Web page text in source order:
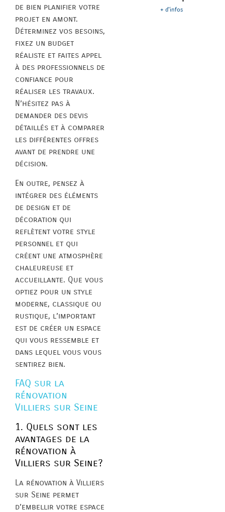
de bien planifier votre
projet en amont.
Déterminez vos besoins,
fixez un budget
réaliste et faites appel
à des professionnels de
confiance pour
réaliser les travaux.
N’hésitez pas à
demander des devis
détaillés et à comparer
les différentes offres
avant de prendre une
décision.
En outre, pensez à
intégrer des éléments
de design et de
décoration qui
reflètent votre style
personnel et qui
créent une atmosphère
chaleureuse et
accueillante. Que vous
optiez pour un style
moderne, classique ou
rustique, l’important
est de créer un espace
qui vous ressemble et
dans lequel vous vous
sentirez bien.
FAQ sur la
rénovation
Villiers sur Seine
1. Quels sont les
avantages de la
rénovation à
Villiers sur Seine?
La rénovation à Villiers
sur Seine permet
d’embellir votre espace
+ d'infos